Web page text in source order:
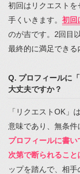
初回はリクエスト
手くいきます。 初回
のが吉です。2回目
最終的に満足できる
Q. プロフィールに
大丈夫ですか？
「リクエストOK」
意味であり、無条件
プロフィールに書
次第で断られるこ
ップを踏んで、相